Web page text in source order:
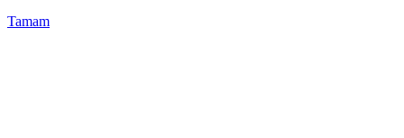
Tamam